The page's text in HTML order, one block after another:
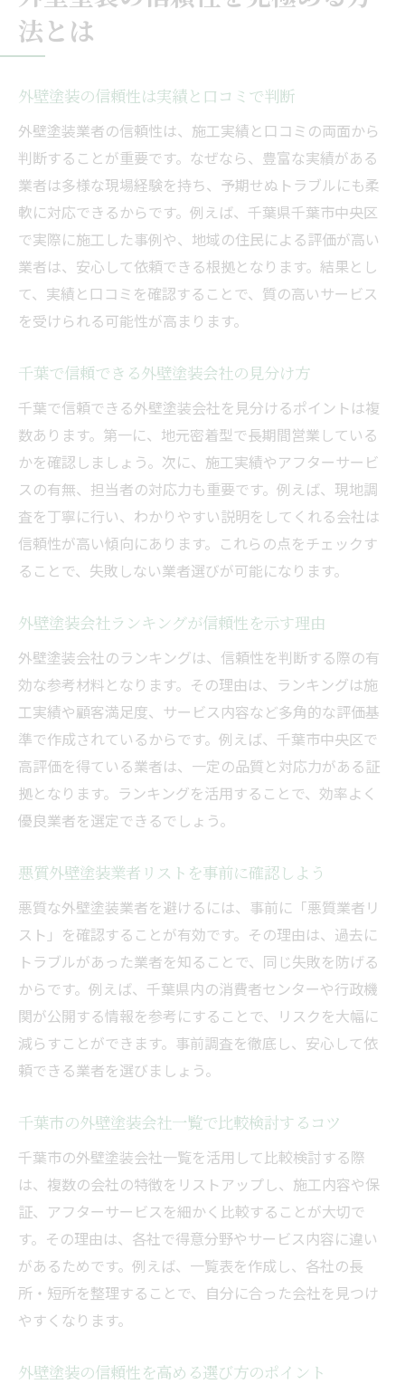
千葉の外壁塗装会社一覧で信頼業者を発見
外壁塗装の費用対効果で満足度を追求しよ
外壁塗装会社選びは助成金活用もポイント
悪質業者リストを避けて安心業者に依頼す
る
法とは
外壁塗装の信頼性は実績と口コミで判断
外壁塗装業者の信頼性は、施工実績と口コミの両面から
判断することが重要です。なぜなら、豊富な実績がある
業者は多様な現場経験を持ち、予期せぬトラブルにも柔
軟に対応できるからです。例えば、千葉県千葉市中央区
で実際に施工した事例や、地域の住民による評価が高い
業者は、安心して依頼できる根拠となります。結果とし
て、実績と口コミを確認することで、質の高いサービス
を受けられる可能性が高まります。
千葉で信頼できる外壁塗装会社の見分け方
千葉で信頼できる外壁塗装会社を見分けるポイントは複
数あります。第一に、地元密着型で長期間営業している
かを確認しましょう。次に、施工実績やアフターサービ
スの有無、担当者の対応力も重要です。例えば、現地調
査を丁寧に行い、わかりやすい説明をしてくれる会社は
信頼性が高い傾向にあります。これらの点をチェックす
ることで、失敗しない業者選びが可能になります。
外壁塗装会社ランキングが信頼性を示す理由
外壁塗装会社のランキングは、信頼性を判断する際の有
効な参考材料となります。その理由は、ランキングは施
工実績や顧客満足度、サービス内容など多角的な評価基
準で作成されているからです。例えば、千葉市中央区で
高評価を得ている業者は、一定の品質と対応力がある証
拠となります。ランキングを活用することで、効率よく
優良業者を選定できるでしょう。
悪質外壁塗装業者リストを事前に確認しよう
悪質な外壁塗装業者を避けるには、事前に「悪質業者リ
スト」を確認することが有効です。その理由は、過去に
トラブルがあった業者を知ることで、同じ失敗を防げる
からです。例えば、千葉県内の消費者センターや行政機
関が公開する情報を参考にすることで、リスクを大幅に
減らすことができます。事前調査を徹底し、安心して依
頼できる業者を選びましょう。
千葉市の外壁塗装会社一覧で比較検討するコツ
千葉市の外壁塗装会社一覧を活用して比較検討する際
は、複数の会社の特徴をリストアップし、施工内容や保
証、アフターサービスを細かく比較することが大切で
す。その理由は、各社で得意分野やサービス内容に違い
があるためです。例えば、一覧表を作成し、各社の長
所・短所を整理することで、自分に合った会社を見つけ
やすくなります。
外壁塗装の信頼性を高める選び方のポイント